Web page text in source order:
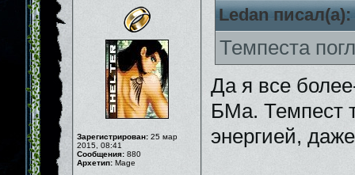
Зарегистрирован: 25 мар
2015, 08:41
Сообщения: 880
Архетип: Mage
Ledan писал(а):
Темпеста
Да я все
БМа. Темпест
энергией,